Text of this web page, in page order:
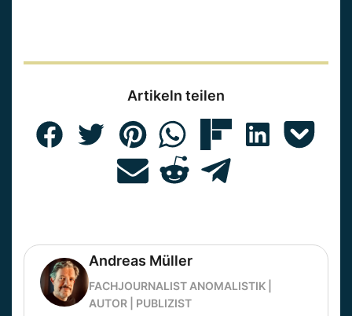
Artikeln teilen
Andreas Müller
FACHJOURNALIST ANOMALISTIK |
AUTOR | PUBLIZIST